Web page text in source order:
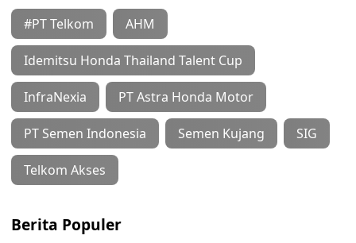
#PT Telkom AHM
Idemitsu Honda Thailand Talent Cup
InfraNexia PT Astra Honda Motor
PT Semen Indonesia Semen Kujang SIG
Telkom Akses
Berita Populer